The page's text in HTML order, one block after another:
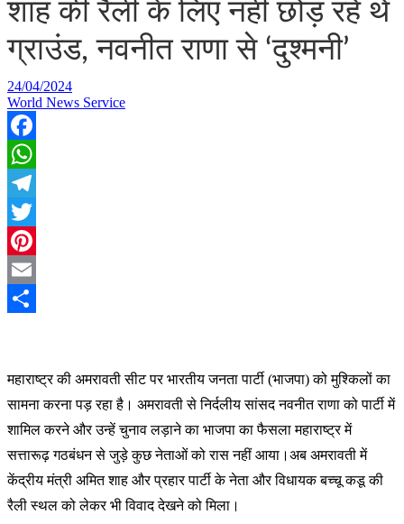
शाह की रैली के लिए नहीं छोड़ रहे थे
ग्राउंड, नवनीत राणा से ‘दुश्मनी’
24/04/2024
World News Service
Facebook
WhatsApp
Telegram
Twitter
Pinterest
Email
महाराष्ट्र की अमरावती सीट पर भारतीय जनता पार्टी (भाजपा) को मुश्किलों का
सामना करना पड़ रहा है। अमरावती से निर्दलीय सांसद नवनीत राणा को पार्टी में
शामिल करने और उन्हें चुनाव लड़ाने का भाजपा का फैसला महाराष्ट्र में
सत्तारूढ़ गठबंधन से जुड़े कुछ नेताओं को रास नहीं आया।अब अमरावती में
केंद्रीय मंत्री अमित शाह और प्रहार पार्टी के नेता और विधायक बच्चू कडू की
रैली स्थल को लेकर भी विवाद देखने को मिला।